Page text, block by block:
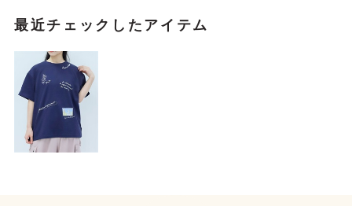
最近チェックしたアイテム